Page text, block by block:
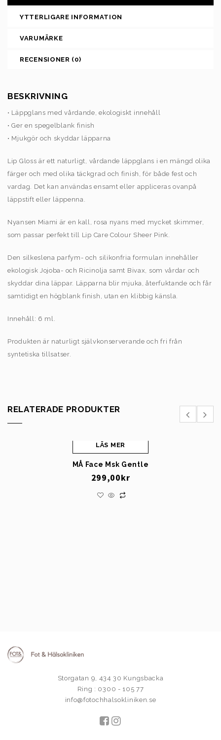
YTTERLIGARE INFORMATION
VARUMÄRKE
RECENSIONER (0)
BESKRIVNING
• Läppglans med vårdande, ekologiskt innehåll
• Ger en spegelblank finish
• Mjukgör och skyddar läpparna
Lip Gloss är ett naturligt, vårdande läppglans i en mängd olika
färger och med olika täckgrad och finish, för både fest och
vardag. Det kan användas ensamt eller appliceras ovanpå
läppstift eller läppenna.
Nyansen Miami är en kall, rosa nyans med mycket skimmer,
som passar perfekt till Lip Care Colour Sheer Pink.
Den silkeslena parfym- och silikonfria formulan innehåller
ekologisk Jojoba- och Ricinolja samt Bivax, som vårdar och
skyddar dina läppar. Läpparna blir mjuka, återfuktande och får
samtidigt en högblank finish, utan en klibbig känsla.
Innehåll: 6 ml.
Produkten är naturligt självkonserverande och fri från
syntetiska tillsatser.
RELATERADE PRODUKTER
MÅ Face Msk Gentle
299,00kr
LÄS MER
Storgatan 9, 434 30 Kungsbacka
Ring : 0300 - 105 77
info@fotochhalsokliniken.se